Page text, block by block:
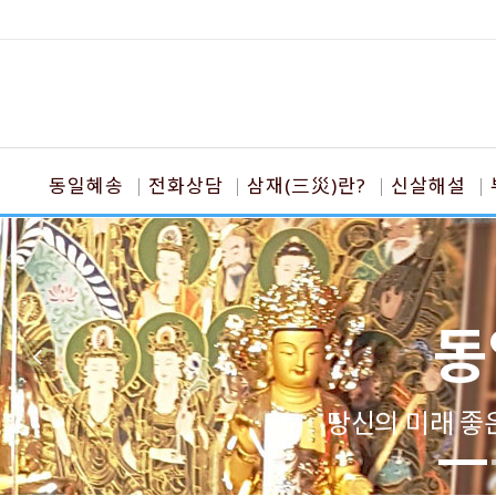
동일혜송 전화상담 삼재(三災)란? 신살해설
당신의 미래 좋